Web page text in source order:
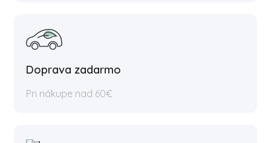
Doprava zadarmo
Pri nákupe nad 60€